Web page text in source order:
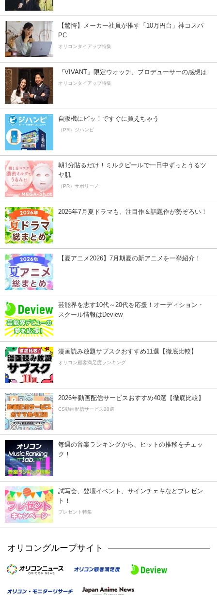
【驚愕】メーカー社員が推す「10万円台」神コスパ
PC
オリコンタイアップ特集
『VIVANT』限定ウオッチ、プロデューサーの感想は
オリコンタイアップ特集
自販機にピッ！ですぐに買えちゃう
（PR）ジハンピ
朝1分貼るだけ！ミルクピールで一日中ずっとうるツ
ヤ肌
（PR）サボリーノ
2026年7月夏ドラマも、注目作＆話題作が勢ぞろい！
【夏アニメ2026】7月期夏の新アニメを一挙紹介！
芸能界を志す10代～20代を応援！オーディション・
スクール情報はDeview
漫画読み放題サブスクおすすめ11選【徹底比較】
オリコン顧客満足度ランキング
2026年動画配信サービスおすすめ40選【徹底比較】
CS動画配信サービス20選
毎週の音楽ランキングから、ヒットの推移をチェッ
ク！
試写会、登壇イベント、サインチェキなどプレゼン
ト！
プレゼント特集
オリコングループサイト